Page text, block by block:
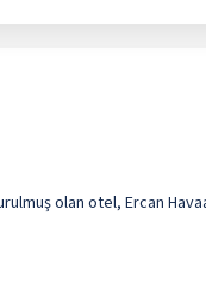
olan otel, Ercan